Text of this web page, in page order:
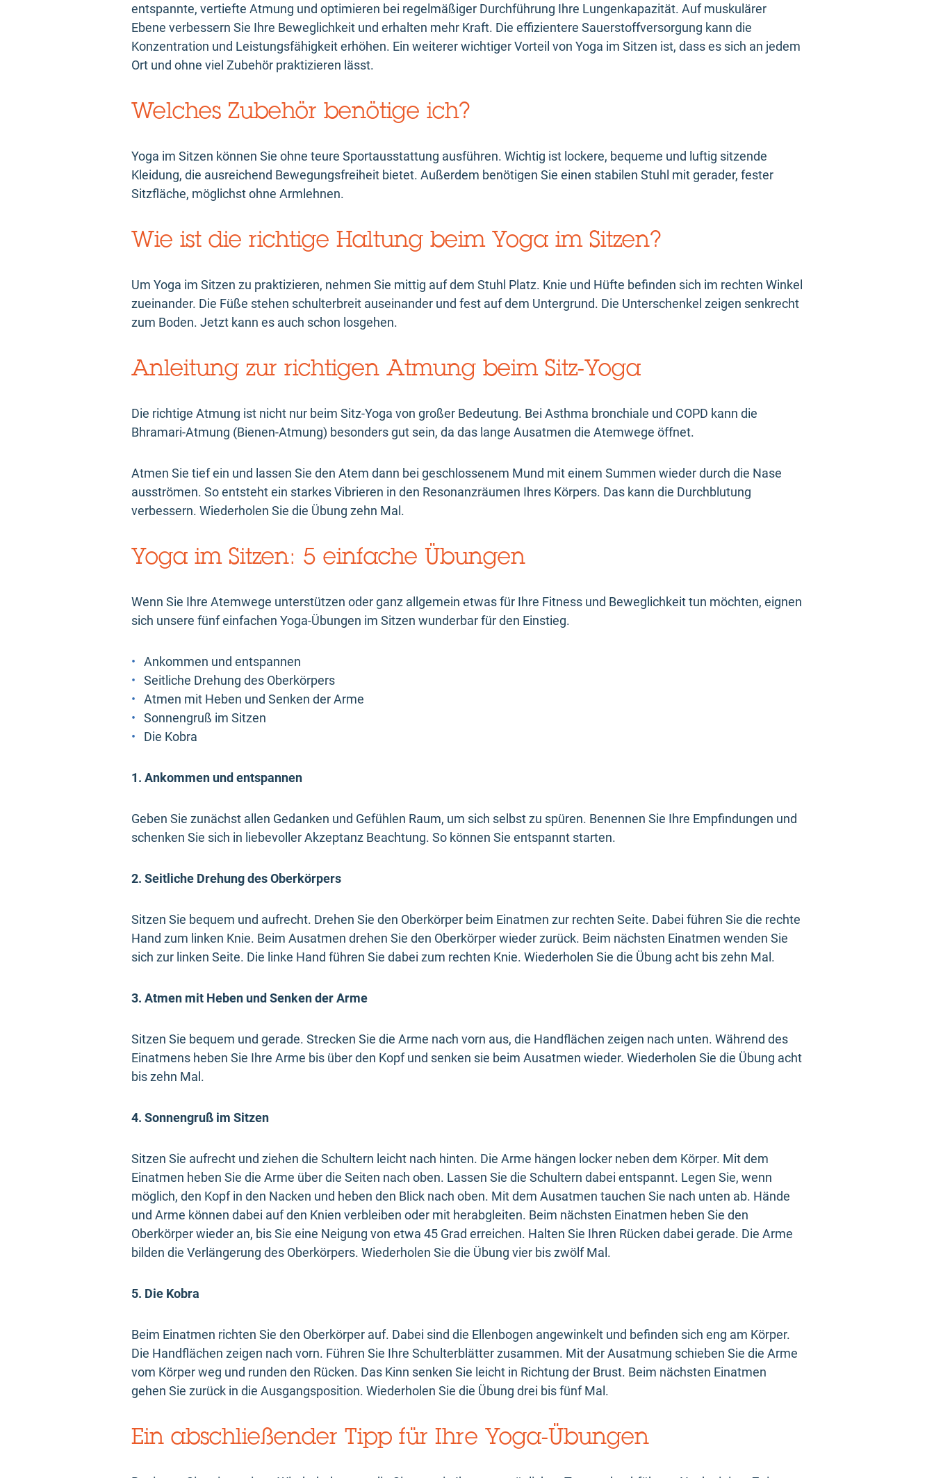
entspannte, vertiefte Atmung und optimieren bei regelmäßiger Durchführung Ihre Lungenkapazität. Auf muskulärer
Ebene verbessern Sie Ihre Beweglichkeit und erhalten mehr Kraft. Die effizientere Sauerstoffversorgung kann die
Konzentration und Leistungsfähigkeit erhöhen. Ein weiterer wichtiger Vorteil von Yoga im Sitzen ist, dass es sich an jedem
Ort und ohne viel Zubehör praktizieren lässt.
Welches Zubehör benötige ich?
Yoga im Sitzen können Sie ohne teure Sportausstattung ausführen. Wichtig ist lockere, bequeme und luftig sitzende
Kleidung, die ausreichend Bewegungsfreiheit bietet. Außerdem benötigen Sie einen stabilen Stuhl mit gerader, fester
Sitzfläche, möglichst ohne Armlehnen.
Wie ist die richtige Haltung beim Yoga im Sitzen?
Um Yoga im Sitzen zu praktizieren, nehmen Sie mittig auf dem Stuhl Platz. Knie und Hüfte befinden sich im rechten Winkel
zueinander. Die Füße stehen schulterbreit auseinander und fest auf dem Untergrund. Die Unterschenkel zeigen senkrecht
zum Boden. Jetzt kann es auch schon losgehen.
Anleitung zur richtigen Atmung beim Sitz-Yoga
Die richtige Atmung ist nicht nur beim Sitz-Yoga von großer Bedeutung. Bei Asthma bronchiale und COPD kann die
Bhramari-Atmung (Bienen-Atmung) besonders gut sein, da das lange Ausatmen die Atemwege öffnet.
Atmen Sie tief ein und lassen Sie den Atem dann bei geschlossenem Mund mit einem Summen wieder durch die Nase
ausströmen. So entsteht ein starkes Vibrieren in den Resonanzräumen Ihres Körpers. Das kann die Durchblutung
verbessern. Wiederholen Sie die Übung zehn Mal.
Yoga im Sitzen: 5 einfache Übungen
Wenn Sie Ihre Atemwege unterstützen oder ganz allgemein etwas für Ihre Fitness und Beweglichkeit tun möchten, eignen
sich unsere fünf einfachen Yoga-Übungen im Sitzen wunderbar für den Einstieg.
Ankommen und entspannen
Seitliche Drehung des Oberkörpers
Atmen mit Heben und Senken der Arme
Sonnengruß im Sitzen
Die Kobra
1. Ankommen und entspannen
Geben Sie zunächst allen Gedanken und Gefühlen Raum, um sich selbst zu spüren. Benennen Sie Ihre Empfindungen und
schenken Sie sich in liebevoller Akzeptanz Beachtung. So können Sie entspannt starten.
2. Seitliche Drehung des Oberkörpers
Sitzen Sie bequem und aufrecht. Drehen Sie den Oberkörper beim Einatmen zur rechten Seite. Dabei führen Sie die rechte
Hand zum linken Knie. Beim Ausatmen drehen Sie den Oberkörper wieder zurück. Beim nächsten Einatmen wenden Sie
sich zur linken Seite. Die linke Hand führen Sie dabei zum rechten Knie. Wiederholen Sie die Übung acht bis zehn Mal.
3. Atmen mit Heben und Senken der Arme
Sitzen Sie bequem und gerade. Strecken Sie die Arme nach vorn aus, die Handflächen zeigen nach unten. Während des
Einatmens heben Sie Ihre Arme bis über den Kopf und senken sie beim Ausatmen wieder. Wiederholen Sie die Übung acht
bis zehn Mal.
4. Sonnengruß im Sitzen
Sitzen Sie aufrecht und ziehen die Schultern leicht nach hinten. Die Arme hängen locker neben dem Körper. Mit dem
Einatmen heben Sie die Arme über die Seiten nach oben. Lassen Sie die Schultern dabei entspannt. Legen Sie, wenn
möglich, den Kopf in den Nacken und heben den Blick nach oben. Mit dem Ausatmen tauchen Sie nach unten ab. Hände
und Arme können dabei auf den Knien verbleiben oder mit herabgleiten. Beim nächsten Einatmen heben Sie den
Oberkörper wieder an, bis Sie eine Neigung von etwa 45 Grad erreichen. Halten Sie Ihren Rücken dabei gerade. Die Arme
bilden die Verlängerung des Oberkörpers. Wiederholen Sie die Übung vier bis zwölf Mal.
5. Die Kobra
Beim Einatmen richten Sie den Oberkörper auf. Dabei sind die Ellenbogen angewinkelt und befinden sich eng am Körper.
Die Handflächen zeigen nach vorn. Führen Sie Ihre Schulterblätter zusammen. Mit der Ausatmung schieben Sie die Arme
vom Körper weg und runden den Rücken. Das Kinn senken Sie leicht in Richtung der Brust. Beim nächsten Einatmen
gehen Sie zurück in die Ausgangsposition. Wiederholen Sie die Übung drei bis fünf Mal.
Ein abschließender Tipp für Ihre Yoga-Übungen